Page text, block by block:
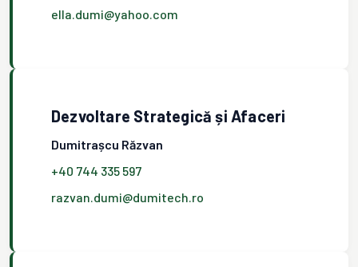
ella.dumi@yahoo.com
Dezvoltare Strategică și Afaceri
Dumitrașcu Răzvan
+40 744 335 597
razvan.dumi@dumitech.ro